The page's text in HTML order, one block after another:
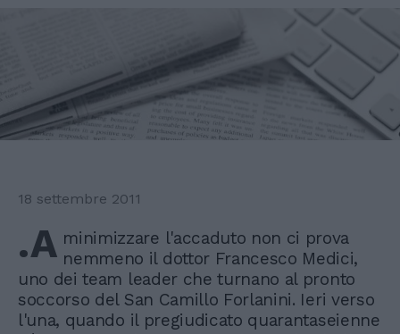
18 settembre 2011
.A minimizzare l'accaduto non ci prova
nemmeno il dottor Francesco Medici,
uno dei team leader che turnano al pronto
soccorso del San Camillo Forlanini. Ieri verso
l'una, quando il pregiudicato quarantaseienne